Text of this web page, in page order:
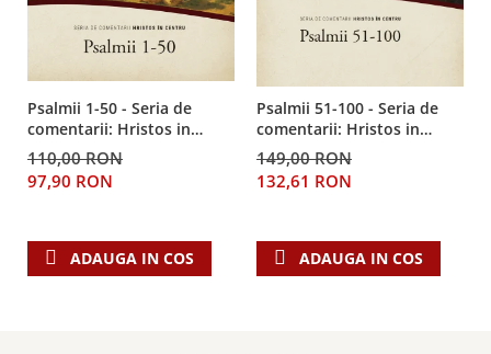
Psalmii 1-50 - Seria de
comentarii: Hristos in
centru
110,00 RON
97,90 RON
ADAUGA IN COS
Psalmii 51-100 - Seria de
comentarii: Hristos in
centru
149,00 RON
132,61 RON
ADAUGA IN COS